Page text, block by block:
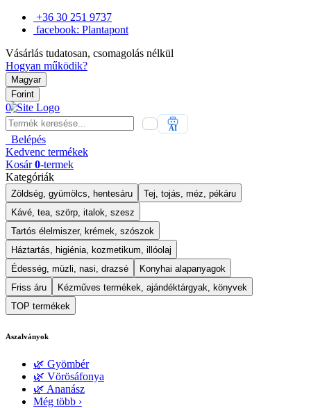
+36 30 251 9737
facebook: Plantapont
Vásárlás tudatosan, csomagolás nélkül
Hogyan működik?
Magyar
Forint
0
AI
Belépés
Kedvenc termékek
Kosár 0-termek
Kategóriák
Zöldség, gyümölcs, hentesáru
Tej, tojás, méz, pékáru
Kávé, tea, szörp, italok, szesz
Tartós élelmiszer, krémek, szószok
Háztartás, higiénia, kozmetikum, illóolaj
Édesség, müzli, nasi, drazsé
Konyhai alapanyagok
Friss áru
Kézműves termékek, ajándéktárgyak, könyvek
TOP termékek
Aszalványok
🌿 Gyömbér
🌿 Vörösáfonya
🌿 Ananász
Még több ›